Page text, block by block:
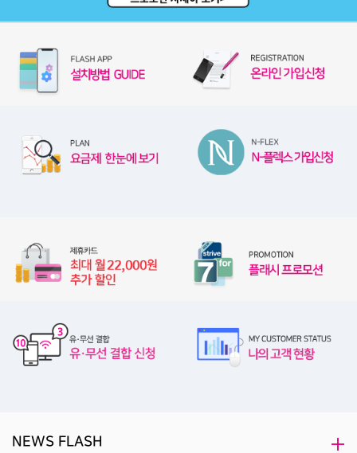
NEWS FLASH